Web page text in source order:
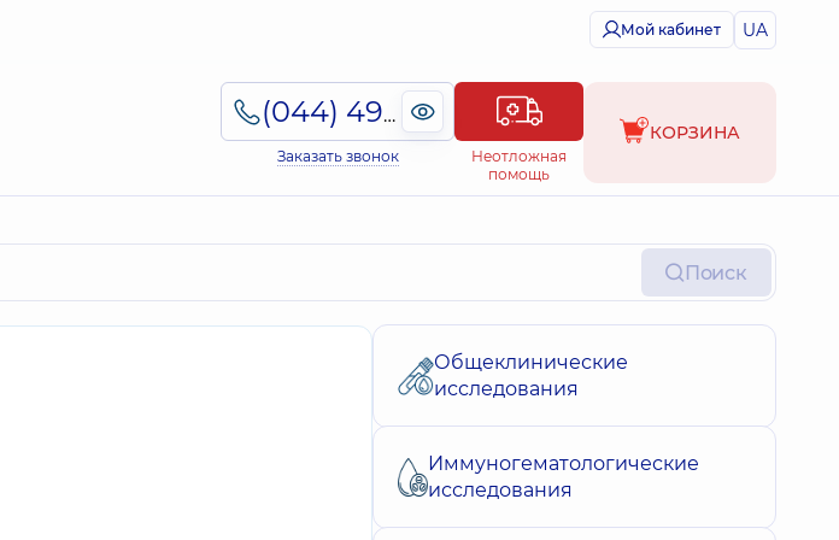
Мой кабинет UA
(044) 495-2-888
Заказать звонок
Неотложная
помощь
КОРЗИНА
Поиск
Общеклинические
исследования
Иммуногематологические
исследования